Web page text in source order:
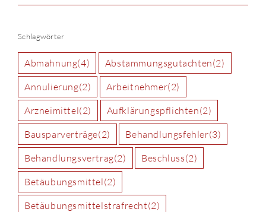
Schlagwörter
Abmahnung(4) Abstammungsgutachten(2)
Annulierung(2) Arbeitnehmer(2)
Arzneimittel(2) Aufklärungspflichten(2)
Bausparverträge(2) Behandlungsfehler(3)
Behandlungsvertrag(2) Beschluss(2)
Betäubungsmittel(2)
Betäubungsmittelstrafrecht(2)